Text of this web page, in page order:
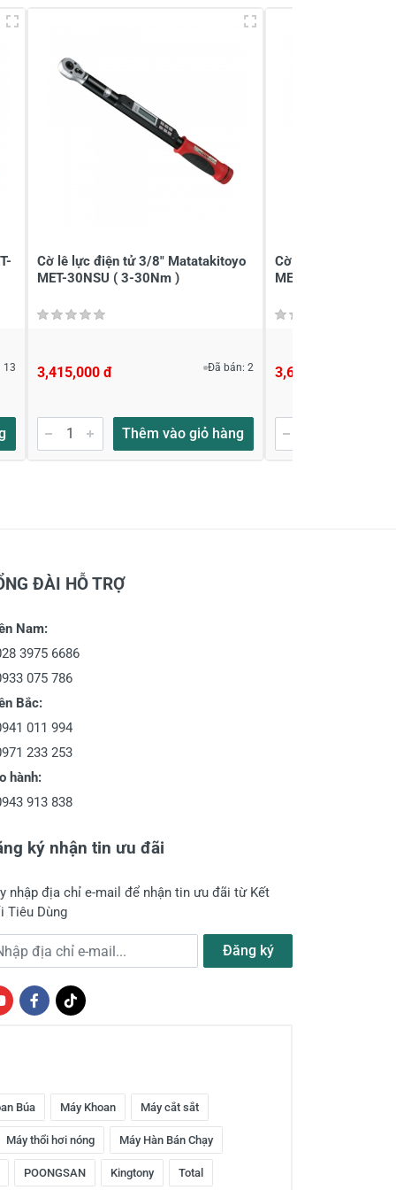
13
Cờ lê lực điện tử 3/8" Matatakitoyo
MET-30NSU ( 3-30Nm )
3,415,000 đ Đã bán: 2
Thêm vào giỏ hàng
Cờ lê lực điện tử 3/
MET-60NU (6-
3,668,000 đ
ĐÀI HỖ TRỢ
Nam:
3975 6686
075 786
Bắc:
011 994
233 253
hành:
913 838
ký nhận tin ưu đãi
nhập địa chỉ e-mail để nhận tin ưu đãi từ Kết
Tiêu Dùng
chỉ e-mail Đăng ký
Búa Máy Khoan Máy cắt sắt
Máy thổi hơi nóng Máy Hàn Bán Chạy
POONGSAN Kingtony Total